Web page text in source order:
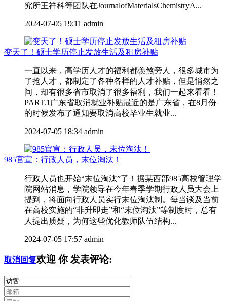
究所王祥科等团队在JournalofMaterialsChemistryA...
2024-07-05 19:11 admin
变天了！硕士学历停止发放生活及租房补贴
一直以来，高学历人才的福利都羡煞旁人，很多城市为
了抢人才，都制定了各种各样的人才补贴，但是悄然之
间，却有很多省市取消了很多福利，我们一起来看看！
PART.1广东省取消就业补贴最近的是广东省，在8月份
的时候发布了通知要取消高校毕业生就业...
2024-07-05 18:34 admin
985官宣：行政人员，末位淘汰！
行政人员也开始“末位淘汰”了！据某西部985高校管理学
院网站消息，学院领导在今年春季学期行政人员大会上
提到，将面向行政人员实行末位淘汰制。每当谈及当前
在高校实施的“非升即走”和“末位淘汰”等制度时，总有
人提出质疑，为何这些优化教师队伍结构...
2024-07-05 17:57 admin
取消回复欢迎 你发表评论: